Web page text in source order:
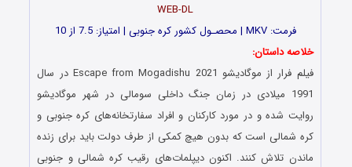
WEB-DL
فرمت: MKV | محصـول کشور کره جنوبی | امتیاز: 7.5 از 10
خلاصه داستان:
فیلم فرار از موگادیشو Escape from Mogadishu 2021 در سال
1991 میلادی در زمان جنگ داخلی سومالی در شهر موگادیشو
روایت شده و در مورد کارکنان و افراد سفارتخانه‌های کره جنوبی و
کره شمالی است که بدون هیچ کمکی از طرف دولت باید برای زنده
ماندن تلاش کنند. اکنون دیپلمات‌های رقیب کره شمالی و جنوبی